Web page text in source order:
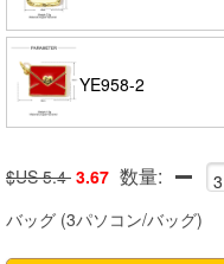
YE958-2
$US 5.4 3.67 数量:
バッグ (3パソコン/バッグ)